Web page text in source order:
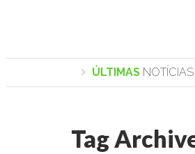
ÚLTIMAS NOTÍCIAS
Praias de
Tag